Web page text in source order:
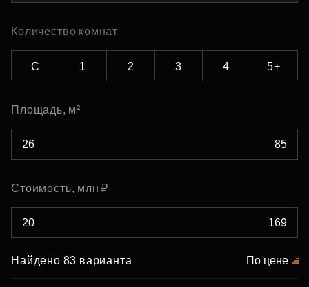
Количество комнат
С 1 2 3 4 5+
Площадь, м²
Стоимость, млн ₽
Найдено 83 варианта По цене